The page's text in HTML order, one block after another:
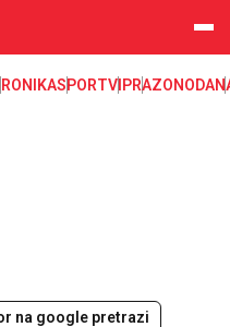
SPORTVIPRAZONODA
na google pretrazi